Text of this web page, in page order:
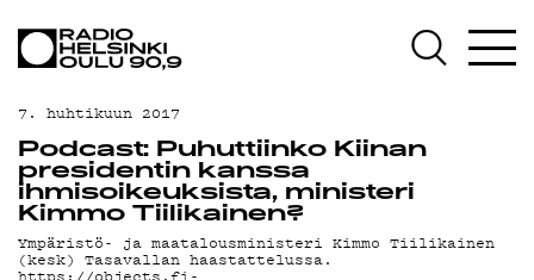
AJANKOHTAISTA
OHJELMAT
TEKIJÄT
ON-DEMAND
PODCAST
7. huhtikuun 2017
Podcast: Puhuttiinko Kiinan
presidentin kanssa
ihmisoikeuksista, ministeri
Kimmo Tiilikainen?
Ympäristö- ja maatalousministeri Kimmo Tiilikainen
(kesk) Tasavallan haastattelussa.